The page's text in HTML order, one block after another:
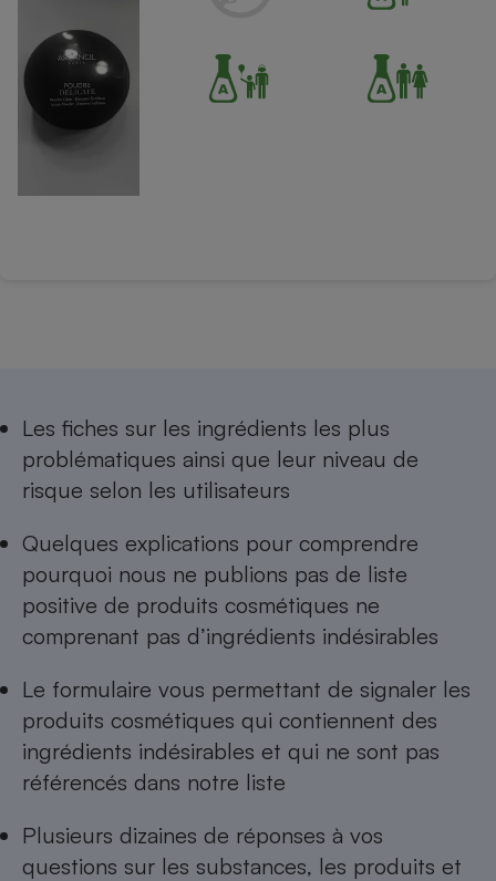
Les fiches sur les ingrédients les plus
problématiques ainsi que leur niveau de
risque selon les utilisateurs
Quelques explications pour comprendre
pourquoi nous ne publions pas de liste
positive de produits cosmétiques ne
comprenant pas d’ingrédients indésirables
Le formulaire vous permettant de signaler les
produits cosmétiques qui contiennent des
ingrédients indésirables et qui ne sont pas
référencés dans notre liste
Plusieurs dizaines de réponses à vos
questions sur les substances, les produits et